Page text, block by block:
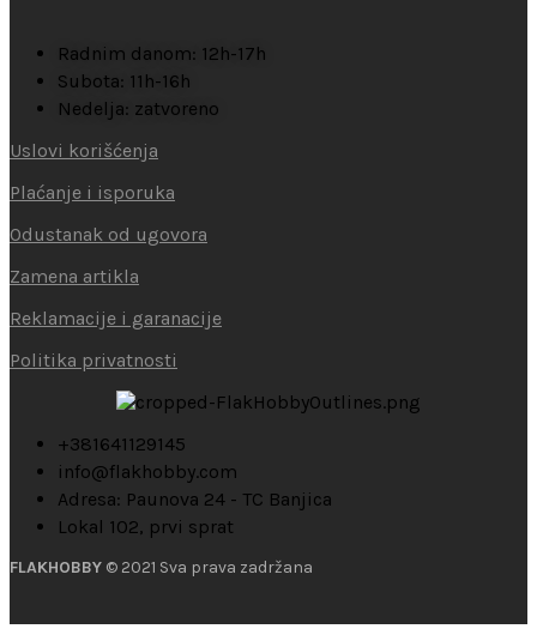
Radnim danom: 12h-17h
Subota: 11h-16h
Nedelja: zatvoreno
Uslovi korišćenja
Plaćanje i isporuka
Odustanak od ugovora
Zamena artikla
Reklamacije i garanacije
Politika privatnosti
+381641129145
info@flakhobby.com
Adresa: Paunova 24 - TC Banjica
Lokal 102, prvi sprat
FLAKHOBBY © 2021 Sva prava zadržana